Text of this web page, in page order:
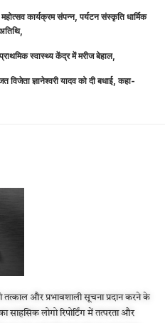
कार्यक्रम संपन्न, पर्यटन संस्कृति धार्मिक
स्वास्थ्य केंद्र में मरीज बेहाल,
विजेता ज्ञानेश्वरी यादव को दी बधाई, कहा-
और प्रभावशाली सूचना प्रदान करने के
लोगो रिपोर्टिंग में तत्परता और